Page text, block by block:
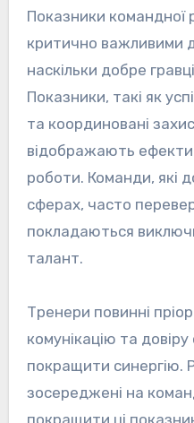
Показники командної
критично важливими
наскільки добре
Показники, такі як
та координовані
відображають
роботи. Команди, які
сферах, часто
покладаються
талант.
Тренери повинні
комунікацію та
покращити синергію.
зосереджені на